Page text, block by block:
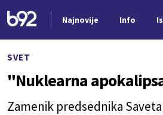
Najnovije Info
SVET
"Nuklearna
Zamenik predsednika